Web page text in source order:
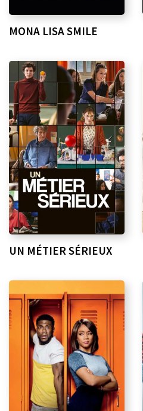
MONA LISA SMILE
UN MÉTIER SÉRIEUX